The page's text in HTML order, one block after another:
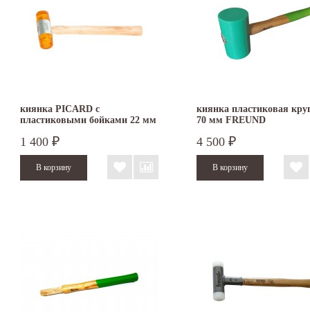
киянка PICARD с
пластиковыми бойками 22 мм
1 400 ₽
киянка пластиковая
70 мм FREUND
4 500 ₽